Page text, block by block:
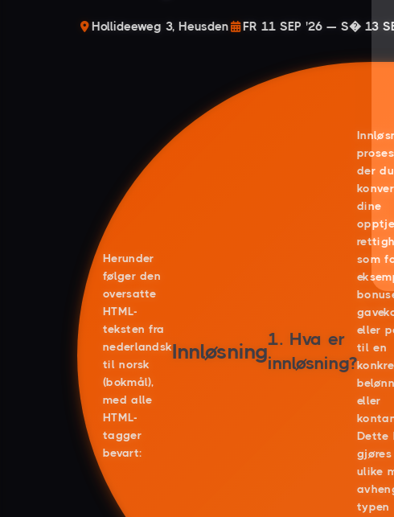
Hollideeweg 3, Heusden FR 11 SEP '26 — S� 13
Herunder
følger den
oversatte
HTML-
teksten fra
nederlandsk
til norsk
(bokmål),
med alle
HTML-
tagger
bevart:
Innløsning1. Hva er
innløsning?
der du
dine
som
eller
til en
eller
Dette
ulike
typen